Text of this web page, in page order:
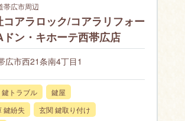
帯広市周辺
アラロック/コアラリフォー
ン・キホーテ西帯広店
広市西21条南4丁目1
鍵トラブル
鍵屋
鍵紛失
玄関 鍵取り付け